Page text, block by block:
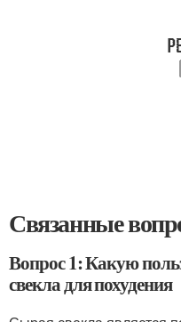
Связанные
Вопрос 1: Какую
свекла для похудения